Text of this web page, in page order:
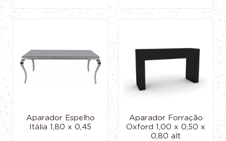
Aparador Espelho
Itália 1,80 x 0,45
Aparador Forração
Oxford 1,00 x 0,50 x
0,80 alt